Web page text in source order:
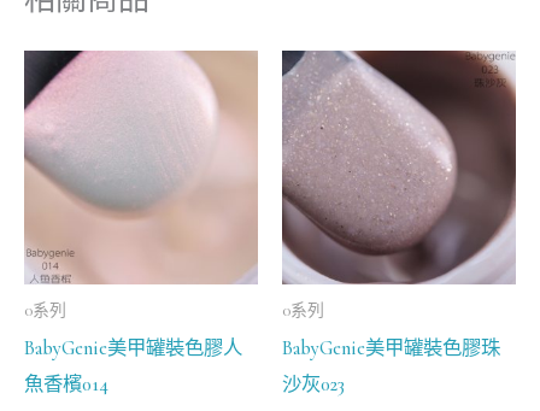
0系列
BabyGenie美甲罐裝色膠人
魚香檳014
0系列
BabyGenie美甲罐裝色膠珠
沙灰023